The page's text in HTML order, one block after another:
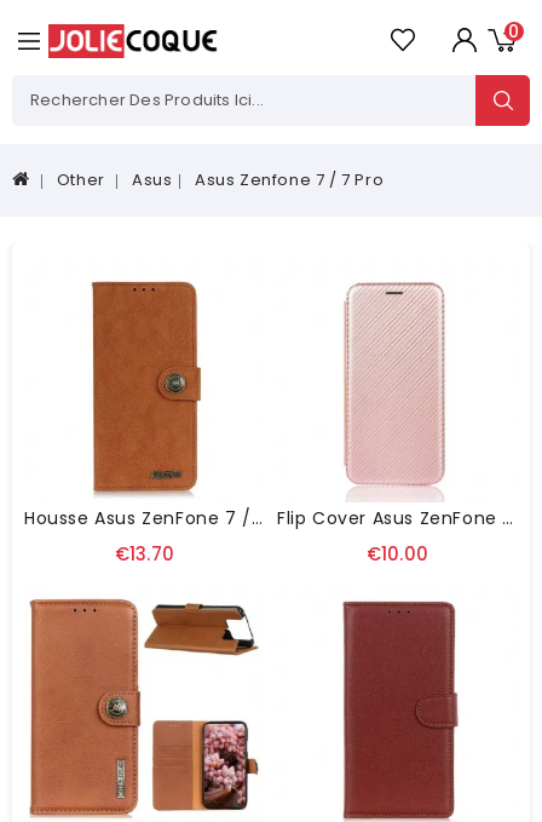
0
Other Asus Asus Zenfone 7 / 7 Pro
Housse Asus ZenFone 7 / 7 Pro Simili Cuir KHAZNEH
€13.70
Flip Cover Asus ZenFone 7 / 7 Pro Silicone Carbone
€10.00